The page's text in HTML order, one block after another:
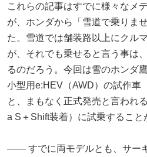
これらの記事はすでに様々なメ
が、ホンダから「雪道で乗りま
た。雪道では舗装路以上にクル
が、それでも乗せると言う事は
るのだろう。今回は雪のホンダ
小型用e:HEV（AWD）の試作車
と、まもなく正式発売と言われ
a S＋Shift装着）に試乗すること
―― すでに両モデルとも、サー